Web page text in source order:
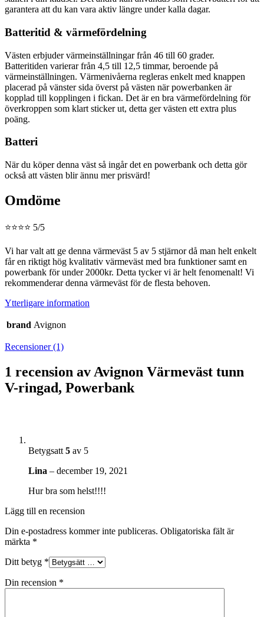
garantera att du kan vara aktiv längre under kalla dagar.
Batteritid & värmefördelning
Västen erbjuder värmeinställningar från 46 till 60 grader.
Batteritiden varierar från 4,5 till 12,5 timmar, beroende på
värmeinställningen. Värmenivåerna regleras enkelt med knappen
placerad på vänster sida överst på västen när powerbanken är
kopplad till kopplingen i fickan. Det är en bra värmefördelning för
överkroppen som klart sticker ut, detta ger västen ett extra plus
poäng.
Batteri
När du köper denna väst så ingår det en powerbank och detta gör
också att västen blir ännu mer prisvärd!
Omdöme
⭐⭐⭐⭐ 5/5
Vi har valt att ge denna värmeväst 5 av 5 stjärnor då man helt enkelt
får en riktigt hög kvalitativ värmeväst med bra funktioner samt en
powerbank för under 2000kr. Detta tycker vi är helt fenomenalt! Vi
rekommenderar denna värmeväst för de flesta behoven.
Ytterligare information
brand Avignon
Recensioner (1)
1 recension av Avignon Värmeväst tunn
V-ringad, Powerbank
Betygsatt 5 av 5
Lina – december 19, 2021
Hur bra som helst!!!!
Lägg till en recension
Din e-postadress kommer inte publiceras. Obligatoriska fält är
märkta *
Ditt betyg *
Din recension *